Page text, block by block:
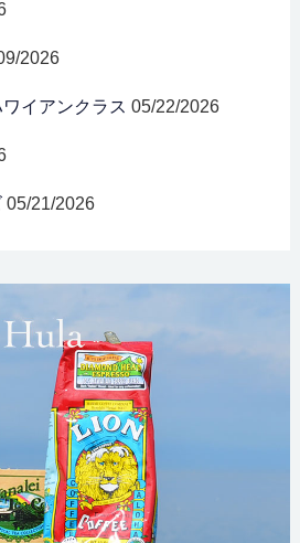
2026
イアンクラス 05/22/2026
05/21/2026